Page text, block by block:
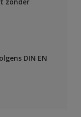
DIN EN